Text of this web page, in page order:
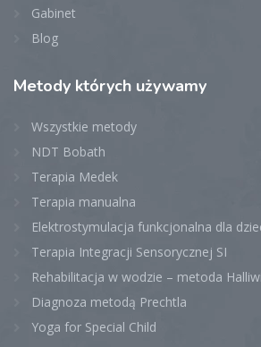
Gabinet
Blog
Metody których używamy
Wszystkie metody
NDT Bobath
Terapia Medek
Terapia manualna
Elektrostymulacja funkcjonalna dla
Terapia Integracji Sensorycznej SI
Rehabilitacja w wodzie – metoda
Diagnoza metodą Prechtla
Yoga for Special Child